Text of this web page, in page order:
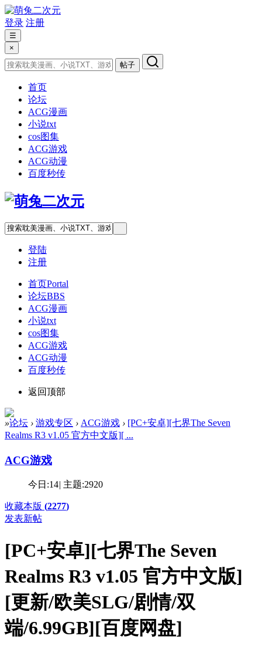
登录 注册
☰
×
帖子
首页
论坛
ACG漫画
小说txt
cos图集
ACG游戏
ACG动漫
百度秒传
登陆
注册
首页Portal
论坛BBS
ACG漫画
小说txt
cos图集
ACG游戏
ACG动漫
百度秒传
返回顶部
»论坛 › 游戏专区 › ACG游戏 › [PC+安卓][七界The Seven
Realms R3 v1.05 官方中文版][ ...
ACG游戏
今日:14| 主题:2920
收藏本版 (2277)
发表新帖
[PC+安卓][七界The Seven
Realms R3 v1.05 官方中文版]
[更新/欧美SLG/剧情/双
端/6.99GB][百度网盘]